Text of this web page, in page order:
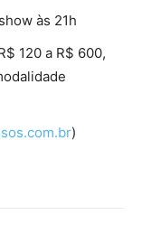
às 21h
120 a R$ 600,
)